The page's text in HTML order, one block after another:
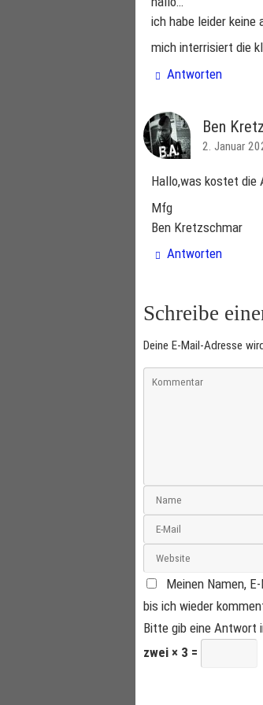
ich habe leider keine
mich interrisiert die
Antworten
Ben
2. Januar
Hallo,was kostet die
Mfg
Ben Kretzschmar
Antworten
Schreibe
Deine E-Mail-Adresse
Meinen Namen,
bis ich wieder
Bitte gib eine Antwort
zwei × 3 =